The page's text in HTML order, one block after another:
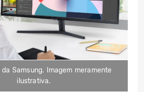
Samsung. Imagem meramente
ilustrativa.